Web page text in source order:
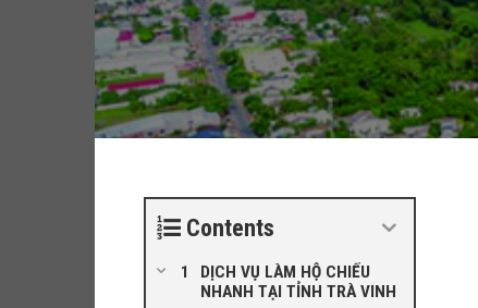
Contents
DỊCH VỤ LÀM HỘ CHIẾU
NHANH TẠI TỈNH TRÀ VINH